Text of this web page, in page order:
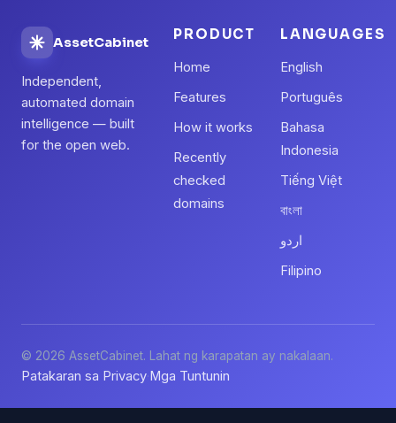
AssetCabinet
Independent,
automated domain
intelligence — built
for the open web.
PRODUCT
Home
Features
How it works
Recently
checked
domains
LANGUAGES
English
Português
Bahasa
Indonesia
Tiếng Việt
বাংলা
اردو
Filipino
© 2026 AssetCabinet. Lahat ng karapatan ay nakalaan.
Patakaran sa Privacy·Mga Tuntunin